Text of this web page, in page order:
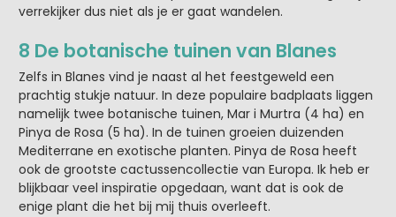
verrekijker dus niet als je er gaat wandelen.
8 De botanische tuinen van Blanes
Zelfs in Blanes vind je naast al het feestgeweld een
prachtig stukje natuur. In deze populaire badplaats liggen
namelijk twee botanische tuinen, Mar i Murtra (4 ha) en
Pinya de Rosa (5 ha). In de tuinen groeien duizenden
Mediterrane en exotische planten. Pinya de Rosa heeft
ook de grootste cactussencollectie van Europa. Ik heb er
blijkbaar veel inspiratie opgedaan, want dat is ook de
enige plant die het bij mij thuis overleeft.